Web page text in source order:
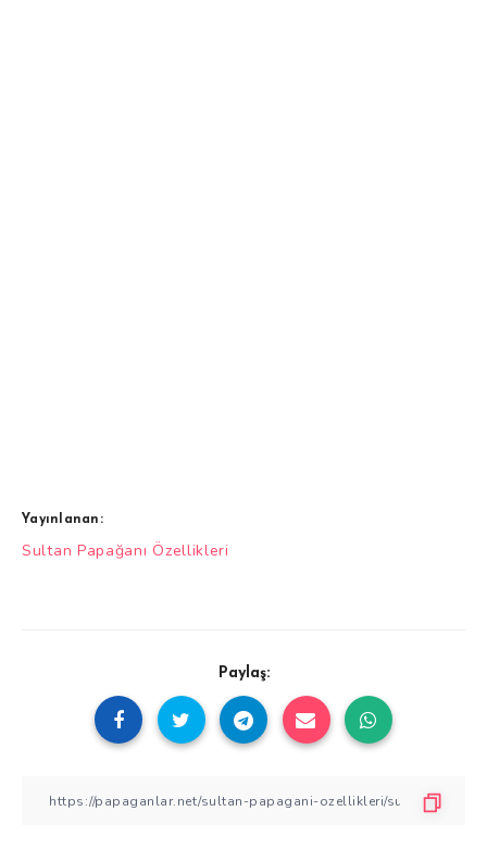
Yayınlanan:
Yazı
Sultan Papağanı Özellikleri
Paylaş: